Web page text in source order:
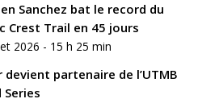
Sanchez bat le record du
Crest Trail en 45 jours
2026 - 15 h 25 min
devient partenaire de l’UTMB
Series